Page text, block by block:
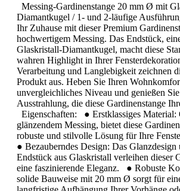
Messing-Gardinenstange 20 mm Ø mit
Diamantkugel / 1- und 2-läufige
Ihr Zuhause mit dieser Premium
hochwertigem Messing. Das Endstück,
Glaskristall-Diamantkugel, macht diese
wahren Highlight in Ihrer
Verarbeitung und Langlebigkeit zeichnen
Produkt aus. Heben Sie Ihren
unvergleichliches Niveau und genießen
Ausstrahlung, die diese Gardinenstange
Eigenschaften: ● Erstklassiges Material:
glänzendem Messing, bietet diese
robuste und stilvolle Lösung für Ihre
● Bezauberndes Design: Das Glanzdesign
Endstück aus Glaskristall verleihen dieser
eine faszinierende Eleganz. ● Robuste
solide Bauweise mit 20 mm Ø sorgt für